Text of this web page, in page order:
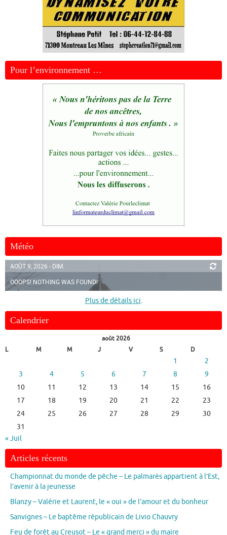
Pour l’environnement …
Météo
AOÛT 9, 2026 - DIM.
OOOPS! NOTHING WAS FOUND!
Plus de détails ici.
Calendrier
août 2026
L
M M J V S D
1
2
3
4 5 6 7 8
9
10
11 12 13 14 15
16
17
18 19 20 21 22
23
24
25 26 27 28 29
30
31
« Juil
Articles récents
Championnat du monde de pêche – Le palmarès appartient à l’Est,
l’avenir à la jeunesse
Blanzy – Valérie et Laurent, le « oui » de l’amour et du bonheur
Sanvignes – Le baptême républicain de Livio Chauvry
Feu de forêt au Creusot – Le « grand merci » du maire